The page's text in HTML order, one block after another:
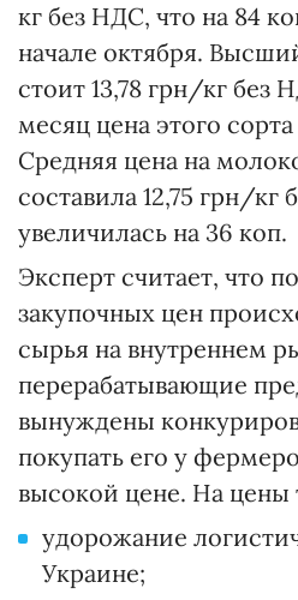
кг без НДС, что на 84
начале октября.
стоит 13,78 грн/кг без
месяц цена этого
Средняя цена на
составила 12,75 грн/кг
увеличилась на 36 коп.
Эксперт считает, что
закупочных цен
сырья на внутреннем
перерабатывающие
вынуждены
покупать его у
высокой цене. На цены
удорожание
Украине;